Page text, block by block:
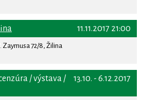
11.11.2017 21:00
Zaymusa 72/8, Žilina
13.10. - 6.12.2017
/ výstava /